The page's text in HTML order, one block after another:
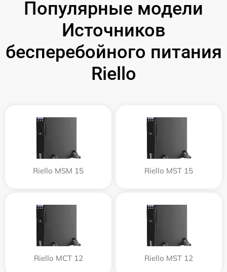
Популярные модели
Источников
бесперебойного питания
Riello
Riello MSM 15 Riello MST 15
Riello MCT 12 Riello MST 12